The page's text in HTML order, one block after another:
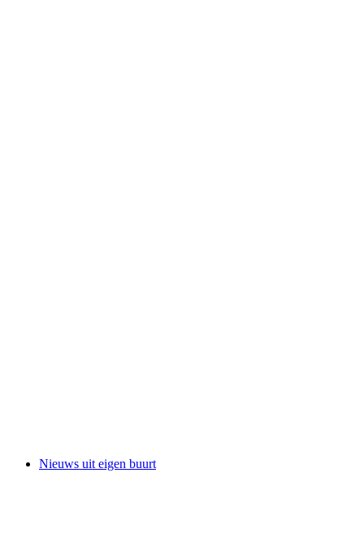
Nieuws uit eigen buurt